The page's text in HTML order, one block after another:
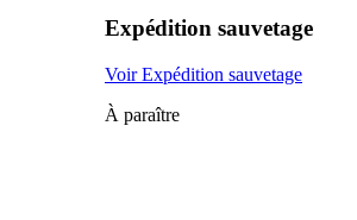
Expédition sauvetage
Voir Expédition sauvetage
À paraître